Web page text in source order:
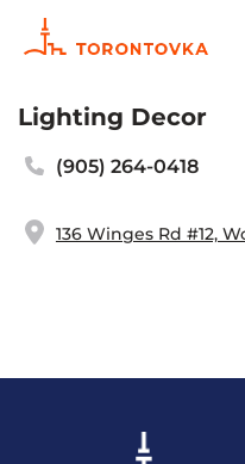
Lighting Decor
(905) 264-0418
136 Winges Rd #12,